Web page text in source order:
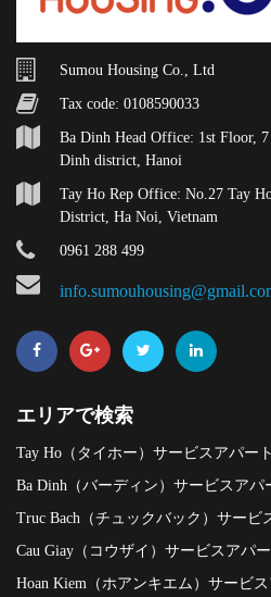
Sumou Housing Co., Ltd
Tax code: 0108590033
Ba Dinh Head Office: 1st Floor,
Dinh district, Hanoi
Tay Ho Rep Office: No.27 Tay
District, Ha Noi, Vietnam
0961 288 499
エリアで検索
Tay Ho（タイホー）サービスアパート
Ba Dinh（バーディン）サービスアパ
Truc Bach（チュックバック）サービ
Cau Giay（コウザイ）サービスアパー
Hoan Kiem（ホアンキエム）サービス